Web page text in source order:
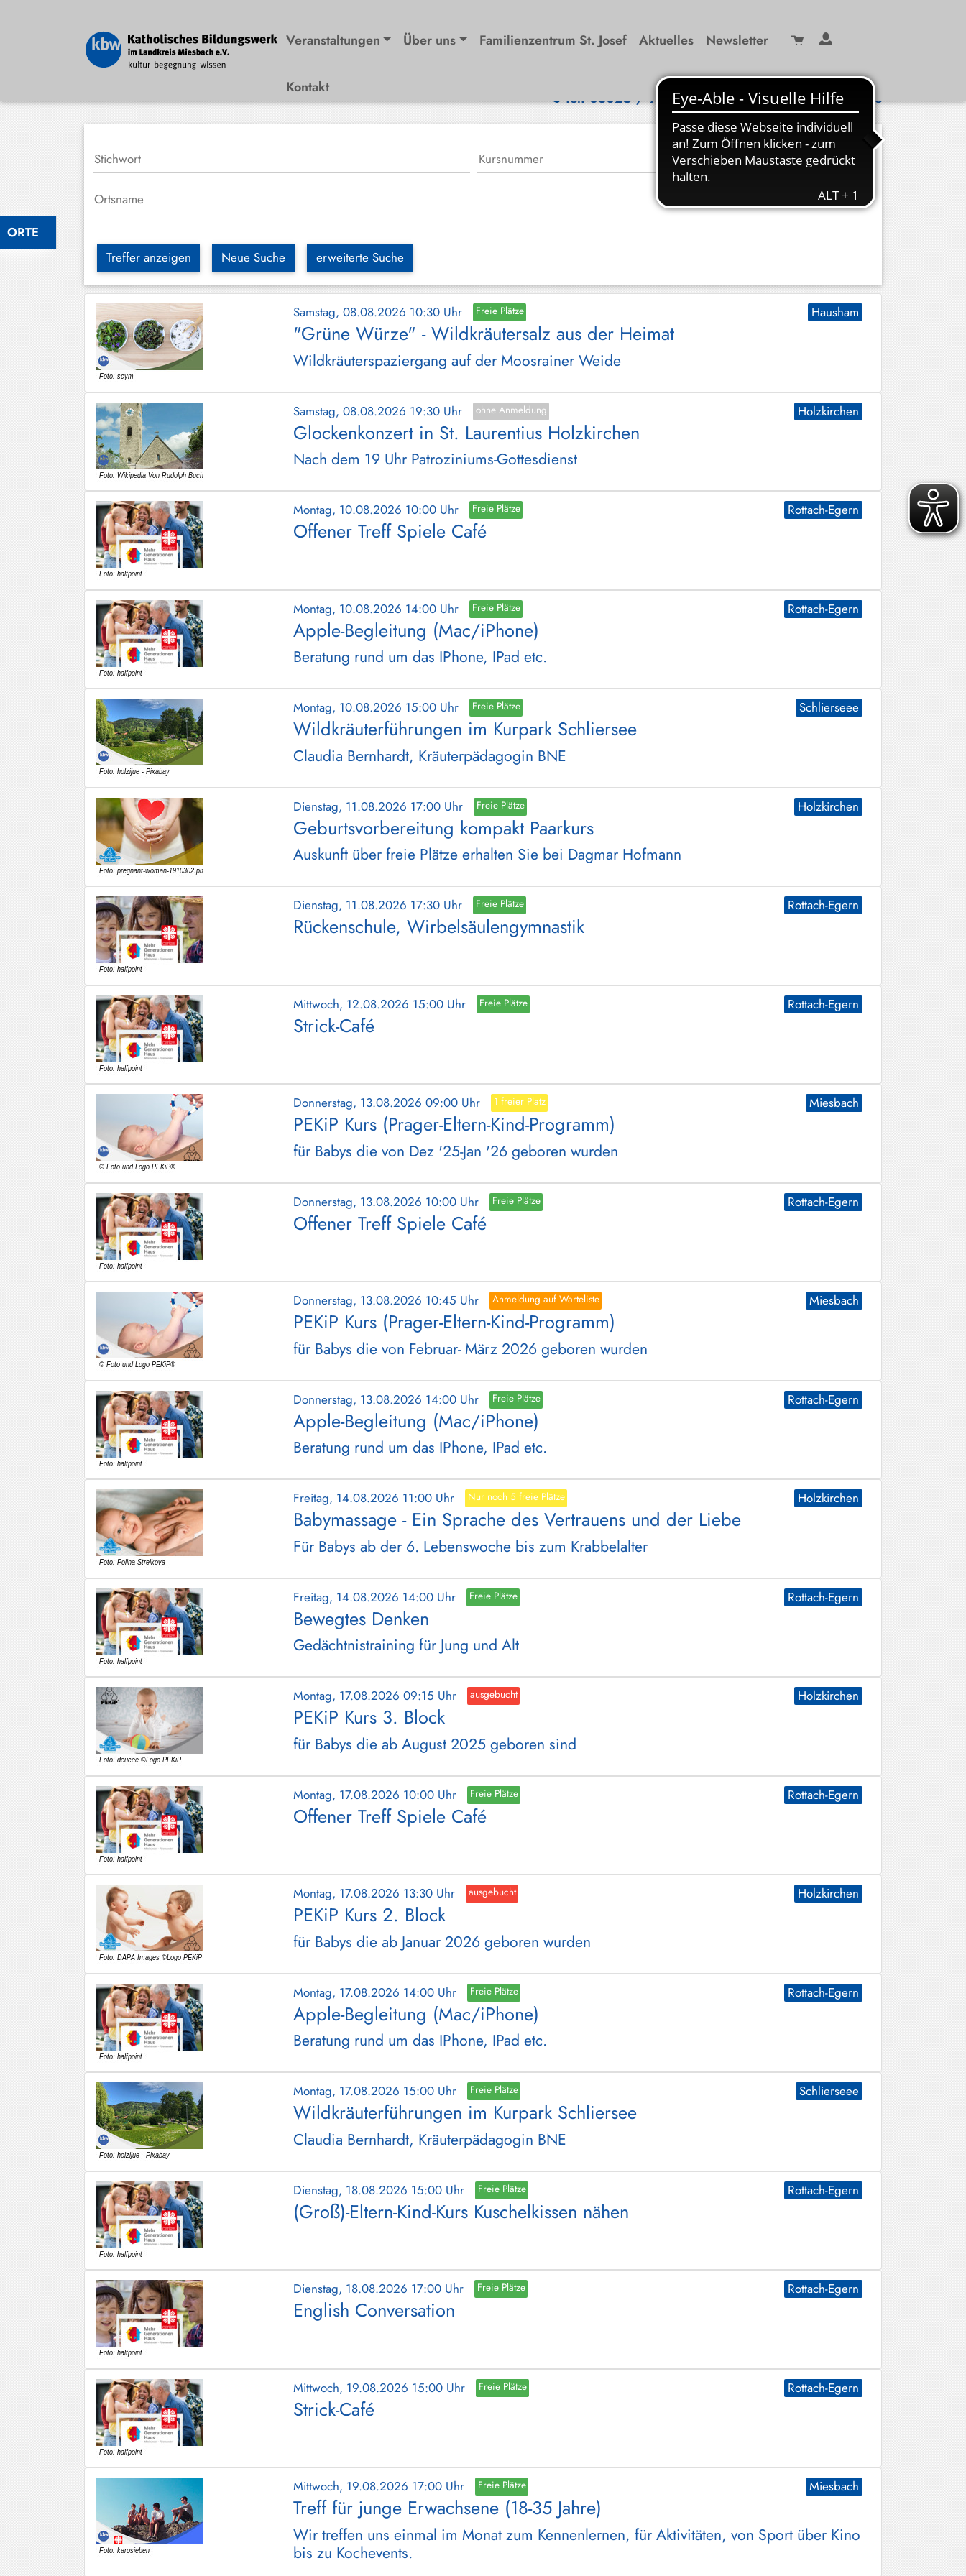
ORTE
Veranstaltungen Über uns Familienzentrum St. Josef Aktuelles Newsletter
Kontakt
Tel. 08025 / 99 29-0 info(at)kbw-miesbach.de
Treffer anzeigen Neue Suche erweiterte Suche
Samstag, 08.08.2026 10:30 Uhr Freie Plätze Hausham
"Grüne Würze" - Wildkräutersalz aus der Heimat
Wildkräuterspaziergang auf der Moosrainer Weide
Samstag, 08.08.2026 19:30 Uhr ohne Anmeldung Holzkirchen
Glockenkonzert in St. Laurentius Holzkirchen
Nach dem 19 Uhr Patroziniums-Gottesdienst
Montag, 10.08.2026 10:00 Uhr Freie Plätze Rottach-Egern
Offener Treff Spiele Café
Montag, 10.08.2026 14:00 Uhr Freie Plätze Rottach-Egern
Apple-Begleitung (Mac/iPhone)
Beratung rund um das IPhone, IPad etc.
Montag, 10.08.2026 15:00 Uhr Freie Plätze Schlierseee
Wildkräuterführungen im Kurpark Schliersee
Claudia Bernhardt, Kräuterpädagogin BNE
Dienstag, 11.08.2026 17:00 Uhr Freie Plätze Holzkirchen
Geburtsvorbereitung kompakt Paarkurs
Auskunft über freie Plätze erhalten Sie bei Dagmar Hofmann
Dienstag, 11.08.2026 17:30 Uhr Freie Plätze Rottach-Egern
Rückenschule, Wirbelsäulengymnastik
Mittwoch, 12.08.2026 15:00 Uhr Freie Plätze Rottach-Egern
Strick-Café
Donnerstag, 13.08.2026 09:00 Uhr 1 freier Platz Miesbach
PEKiP Kurs (Prager-Eltern-Kind-Programm)
für Babys die von Dez '25-Jan '26 geboren wurden
Donnerstag, 13.08.2026 10:00 Uhr Freie Plätze Rottach-Egern
Offener Treff Spiele Café
Donnerstag, 13.08.2026 10:45 Uhr Anmeldung auf Warteliste Miesbach
PEKiP Kurs (Prager-Eltern-Kind-Programm)
für Babys die von Februar- März 2026 geboren wurden
Donnerstag, 13.08.2026 14:00 Uhr Freie Plätze Rottach-Egern
Apple-Begleitung (Mac/iPhone)
Beratung rund um das IPhone, IPad etc.
Freitag, 14.08.2026 11:00 Uhr Nur noch 5 freie Plätze Holzkirchen
Babymassage - Ein Sprache des Vertrauens und der Liebe
Für Babys ab der 6. Lebenswoche bis zum Krabbelalter
Freitag, 14.08.2026 14:00 Uhr Freie Plätze Rottach-Egern
Bewegtes Denken
Gedächtnistraining für Jung und Alt
Montag, 17.08.2026 09:15 Uhr ausgebucht Holzkirchen
PEKiP Kurs 3. Block
für Babys die ab August 2025 geboren sind
Montag, 17.08.2026 10:00 Uhr Freie Plätze Rottach-Egern
Offener Treff Spiele Café
Montag, 17.08.2026 13:30 Uhr ausgebucht Holzkirchen
PEKiP Kurs 2. Block
für Babys die ab Januar 2026 geboren wurden
Montag, 17.08.2026 14:00 Uhr Freie Plätze Rottach-Egern
Apple-Begleitung (Mac/iPhone)
Beratung rund um das IPhone, IPad etc.
Montag, 17.08.2026 15:00 Uhr Freie Plätze Schlierseee
Wildkräuterführungen im Kurpark Schliersee
Claudia Bernhardt, Kräuterpädagogin BNE
Dienstag, 18.08.2026 15:00 Uhr Freie Plätze Rottach-Egern
(Groß)-Eltern-Kind-Kurs Kuschelkissen nähen
Dienstag, 18.08.2026 17:00 Uhr Freie Plätze Rottach-Egern
English Conversation
Mittwoch, 19.08.2026 15:00 Uhr Freie Plätze Rottach-Egern
Strick-Café
Mittwoch, 19.08.2026 17:00 Uhr Freie Plätze Miesbach
Treff für junge Erwachsene (18-35 Jahre)
Wir treffen uns einmal im Monat zum Kennenlernen, für Aktivitäten, von Sport über Kino
bis zu Kochevents.
Wiessee
Bayrischzell
Darching
Elbach
Gmund
Großhartpenning
Hausham
Holzkirchen
Hundham
Irschenberg
Kreuth
Leitzachtal
Miesbach
Neuhaus
Niklasreuth
Otterfing
Rottach-
Egern
Schaftlach
/
Waakirchen
Schliersee
Tegernsee
Warngau
/
Wall
Weyarn